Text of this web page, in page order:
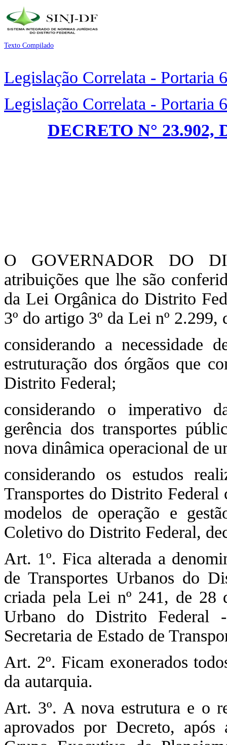
Texto Compilado
Legislação Correlata - Portaria
Legislação Correlata - Portaria
DECRETO N° 23.902,
O GOVERNADOR DO
atribuições que lhe são
da Lei Orgânica do Distrito
3º do artigo 3º da Lei nº
considerando a necessidade
estruturação dos órgãos que
Distrito Federal;
considerando o imperativo
gerência dos transportes
nova dinâmica operacional de
considerando os estudos
Transportes do Distrito Federal
modelos de operação e
Coletivo do Distrito Federal,
Art. 1º. Fica alterada a
de Transportes Urbanos do
criada pela Lei nº 241, de 28
Urbano do Distrito Federal
Secretaria de Estado de
Art. 2º. Ficam exonerados
da autarquia.
Art. 3º. A nova estrutura e o
aprovados por Decreto,